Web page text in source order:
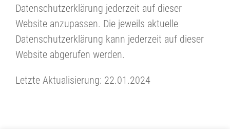
Datenschutzerklärung jederzeit auf dieser
Website anzupassen. Die jeweils aktuelle
Datenschutzerklärung kann jederzeit auf dieser
Website abgerufen werden.
Letzte Aktualisierung: 22.01.2024